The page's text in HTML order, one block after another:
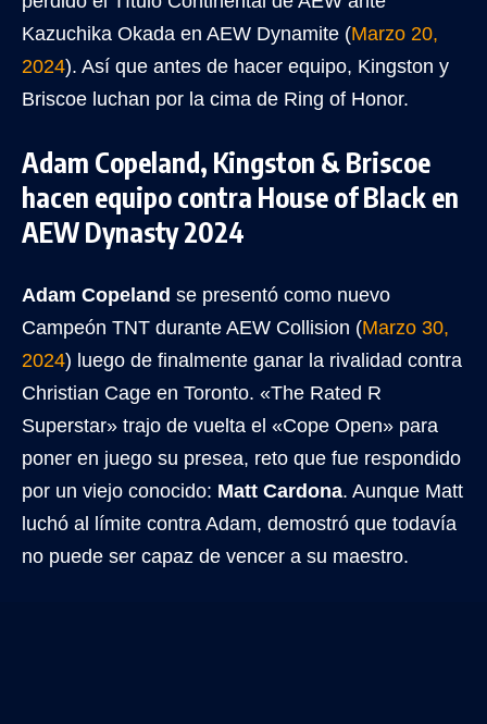
Kazuchika Okada en AEW Dynamite (Marzo 20,
2024). Así que antes de hacer equipo, Kingston y
Briscoe luchan por la cima de Ring of Honor.
Adam Copeland, Kingston & Briscoe
hacen equipo contra House of Black en
AEW Dynasty 2024
Adam Copeland se presentó como nuevo
Campeón TNT durante AEW Collision (Marzo 30,
2024) luego de finalmente ganar la rivalidad contra
Christian Cage en Toronto. «The Rated R
Superstar» trajo de vuelta el «Cope Open» para
poner en juego su presea, reto que fue respondido
por un viejo conocido: Matt Cardona. Aunque Matt
luchó al límite contra Adam, demostró que todavía
no puede ser capaz de vencer a su maestro.